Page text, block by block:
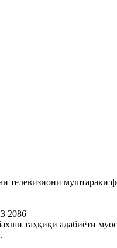
телевизиони муштараки
2086
таҳқиқи адабиёти